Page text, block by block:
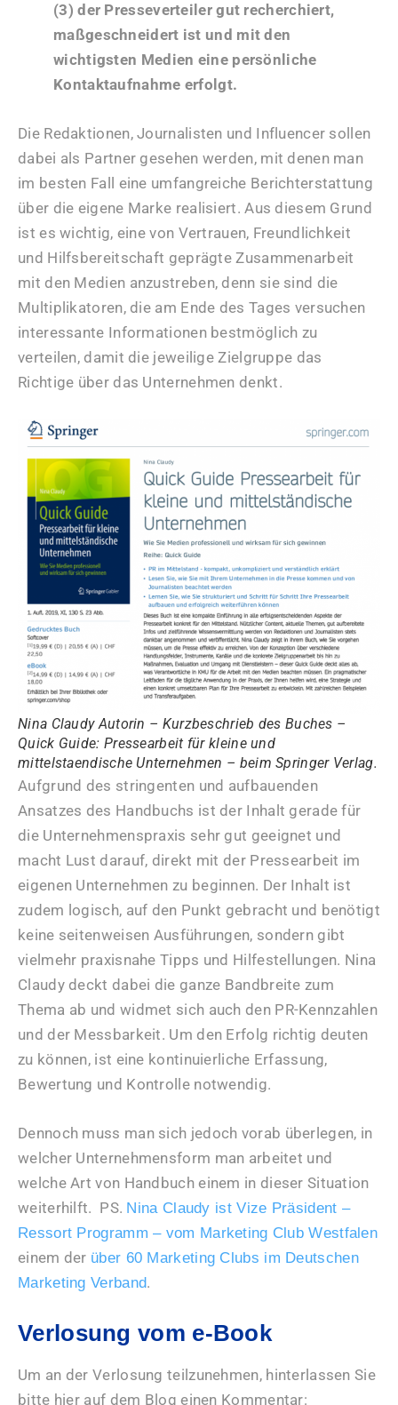
(3) der Presseverteiler gut recherchiert,
maßgeschneidert ist und mit den
wichtigsten Medien eine persönliche
Kontaktaufnahme erfolgt.
Die Redaktionen, Journalisten und Influencer sollen
dabei als Partner gesehen werden, mit denen man
im besten Fall eine umfangreiche Berichterstattung
über die eigene Marke realisiert. Aus diesem Grund
ist es wichtig, eine von Vertrauen, Freundlichkeit
und Hilfsbereitschaft geprägte Zusammenarbeit
mit den Medien anzustreben, denn sie sind die
Multiplikatoren, die am Ende des Tages versuchen
interessante Informationen bestmöglich zu
verteilen, damit die jeweilige Zielgruppe das
Richtige über das Unternehmen denkt.
Nina Claudy Autorin – Kurzbeschrieb des Buches –
Quick Guide: Pressearbeit für kleine und
mittelstaendische Unternehmen – beim Springer Verlag.
Aufgrund des stringenten und aufbauenden
Ansatzes des Handbuchs ist der Inhalt gerade für
die Unternehmenspraxis sehr gut geeignet und
macht Lust darauf, direkt mit der Pressearbeit im
eigenen Unternehmen zu beginnen. Der Inhalt ist
zudem logisch, auf den Punkt gebracht und benötigt
keine seitenweisen Ausführungen, sondern gibt
vielmehr praxisnahe Tipps und Hilfestellungen. Nina
Claudy deckt dabei die ganze Bandbreite zum
Thema ab und widmet sich auch den PR-Kennzahlen
und der Messbarkeit. Um den Erfolg richtig deuten
zu können, ist eine kontinuierliche Erfassung,
Bewertung und Kontrolle notwendig.
Dennoch muss man sich jedoch vorab überlegen, in
welcher Unternehmensform man arbeitet und
welche Art von Handbuch einem in dieser Situation
weiterhilft. PS. Nina Claudy ist Vize Präsident –
Ressort Programm – vom Marketing Club Westfalen
einem der über 60 Marketing Clubs im Deutschen
Marketing Verband.
Verlosung vom e-Book
Um an der Verlosung teilzunehmen, hinterlassen Sie
bitte hier auf dem Blog einen Kommentar: